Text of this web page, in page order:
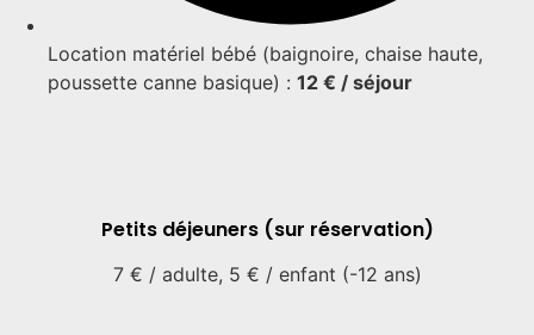
Location matériel bébé (baignoire, chaise haute,
poussette canne basique) : 12 € / séjour
Petits déjeuners (sur réservation)​
7 € / adulte, 5 € / enfant (-12 ans)​